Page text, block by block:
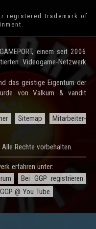
registered trademark of
.
einem seit 2006
Videogame-Netzwerk
das geistige Eigentum der
von Valkum & vandit
Sitemap
Mitarbeiter-
Rechte vorbehalten.
erfahren unter:
Bei GGP registrieren
GGP @ You Tube